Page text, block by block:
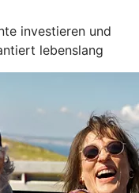
investieren und
lebenslang